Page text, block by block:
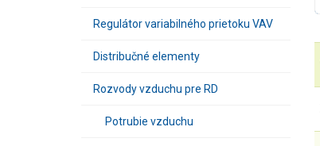
Regulátor variabilného prietoku VAV
Distribučné elementy
Rozvody vzduchu pre RD
Potrubie vzduchu